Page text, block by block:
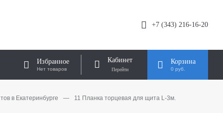
+7 (343) 216-16-20
Избранное
Нет товаров
Кабинет Корзина
0 руб.
в Екатеринбурге — 11 Планка торцевая для щита L-3м.